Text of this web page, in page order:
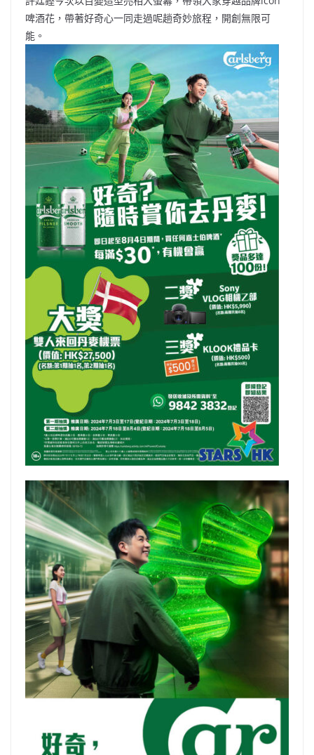
啤酒花，帶著好奇心一同走過呢趟奇妙旅程，開創無限可
能。